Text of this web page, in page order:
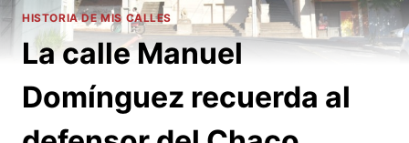
HISTORIA DE MIS CALLES
La calle Manuel
Domínguez recuerda al